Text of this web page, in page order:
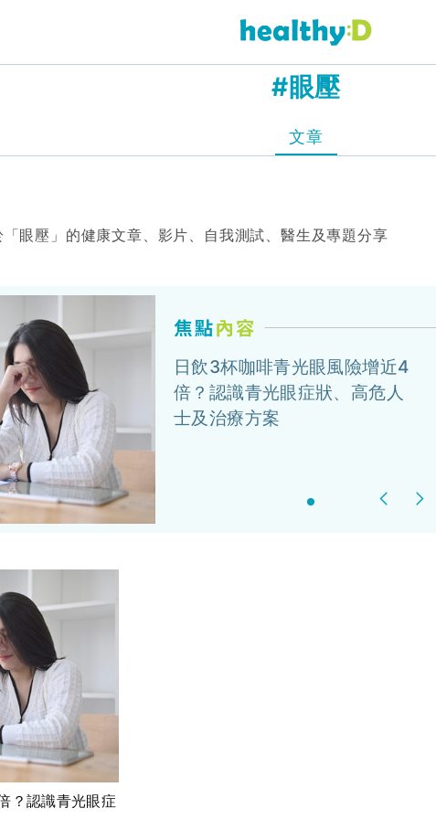
#眼壓
文章
「眼壓」的健康文章、影片、自我測試、醫生及專題分享
日飲3杯咖啡青光眼風險增近4
倍？認識青光眼症狀、高危人
士及治療方案
Previous
？認識青光眼症